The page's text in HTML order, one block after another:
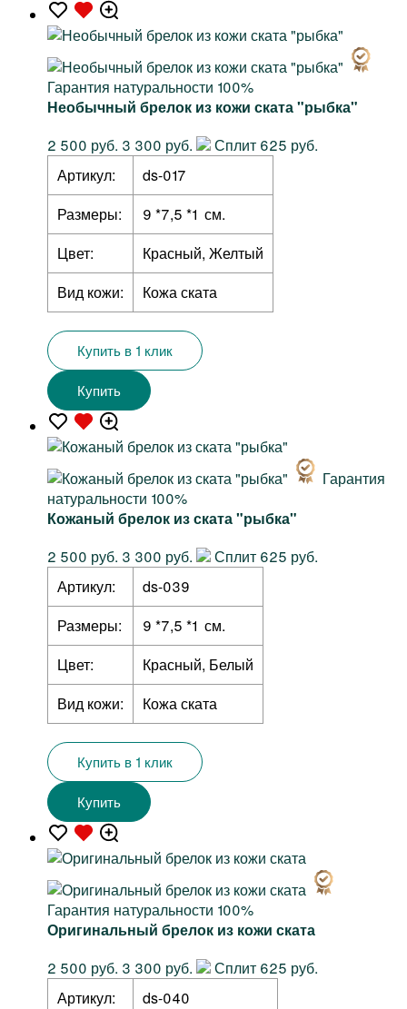
Гарантия натуральности 100%
Необычный брелок из кожи ската "рыбка"
2 500 руб. 3 300 руб.
Сплит 625 руб.
Артикул:
ds-017
Размеры:
9 *7,5 *1 см.
Цвет:
Красный, Желтый
Вид кожи:
Кожа ската
Купить в 1 клик
Купить
Гарантия
натуральности 100%
Кожаный брелок из ската "рыбка"
2 500 руб. 3 300 руб.
Сплит 625 руб.
Артикул:
ds-039
Размеры:
9 *7,5 *1 см.
Цвет:
Красный, Белый
Вид кожи:
Кожа ската
Купить в 1 клик
Купить
Гарантия натуральности 100%
Оригинальный брелок из кожи ската
2 500 руб. 3 300 руб.
Сплит 625 руб.
Артикул:
ds-040